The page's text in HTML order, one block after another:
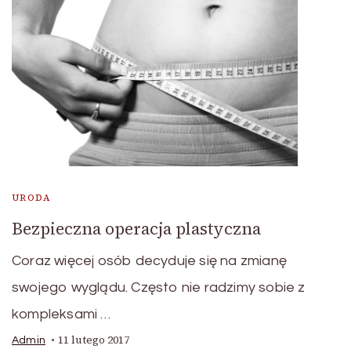
URODA
Bezpieczna operacja plastyczna
Coraz więcej osób decyduje się na zmianę
swojego wyglądu. Często nie radzimy sobie z
kompleksami …
Admin 11 lutego 2017